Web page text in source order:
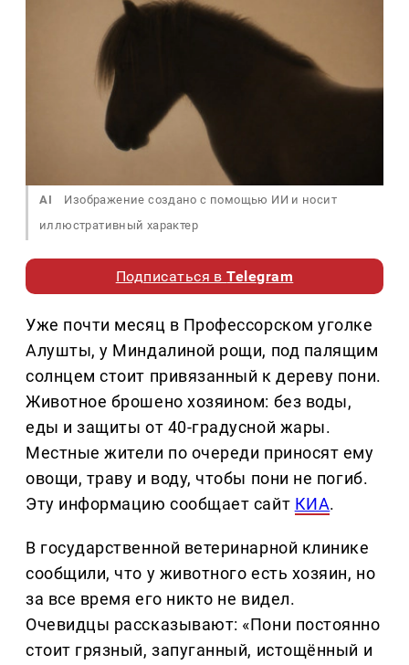
AI
Изображение создано с помощью ИИ и носит
иллюстративный характер
Подписаться вTelegram
Уже почти месяц в Профессорском уголке
Алушты, у Миндалиной рощи, под палящим
солнцем стоит привязанный к дереву пони.
Животное брошено хозяином: без воды,
еды и защиты от 40-градусной жары.
Местные жители по очереди приносят ему
овощи, траву и воду, чтобы пони не погиб.
Эту информацию сообщает сайт КИА.
В государственной ветеринарной клинике
сообщили, что у животного есть хозяин, но
за все время его никто не видел.
Очевидцы рассказывают: «Пони постоянно
стоит грязный, запуганный, истощённый и